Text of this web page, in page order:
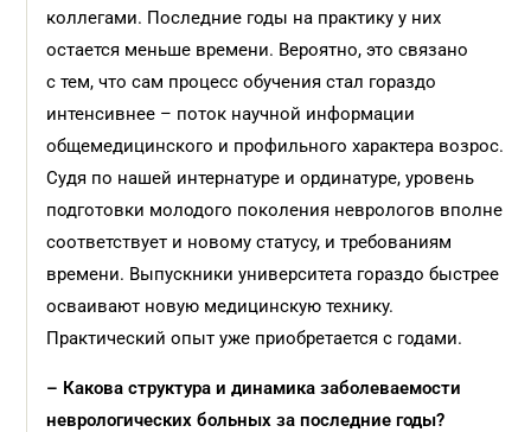
коллегами. Последние годы на практику у них
остается меньше времени. Вероятно, это связано
с тем, что сам процесс обучения стал гораздо
интенсивнее – поток научной информации
общемедицинского и профильного характера возрос.
Судя по нашей интернатуре и ординатуре, уровень
подготовки молодого поколения неврологов вполне
соответствует и новому статусу, и требованиям
времени. Выпускники университета гораздо быстрее
осваивают новую медицинскую технику.
Практический опыт уже приобретается с годами.
– Какова структура и динамика заболеваемости
неврологических больных за последние годы?